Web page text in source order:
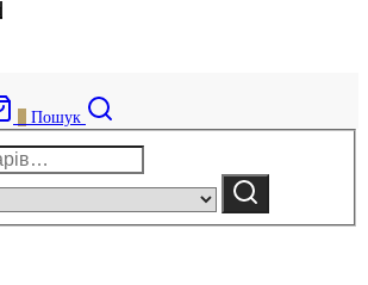
Пошук
category:
Шукати